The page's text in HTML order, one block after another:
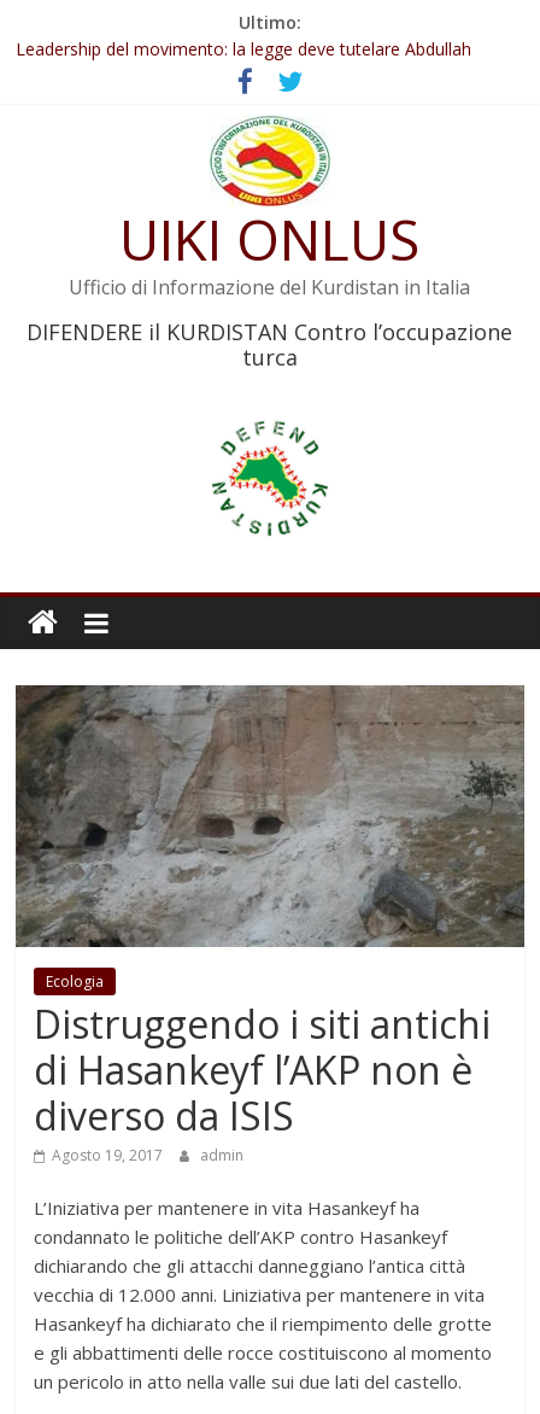
Ultimo:
Leadership del movimento: la legge deve tutelare Abdullah
Commissione donne del KNK: Şengal è di nuovo sotto minaccia
Non tenere conto della situazione di Rêber Apo ostacolerebbe
Il KNK chiede un’azione internazionale contro i crimini di guerra
Abdullah Öcalan: Le legge negativa deve essere trasformata in
UIKI ONLUS
Ufficio di Informazione del Kurdistan in Italia
DIFENDERE il KURDISTAN Contro l’occupazione
turca
Ecologia
Distruggendo i siti antichi
di Hasankeyf l’AKP non è
diverso da ISIS
Agosto 19, 2017 admin
L’Iniziativa per mantenere in vita Hasankeyf ha
condannato le politiche dell’AKP contro Hasankeyf
dichiarando che gli attacchi danneggiano l’antica città
vecchia di 12.000 anni. Liniziativa per mantenere in vita
Hasankeyf ha dichiarato che il riempimento delle grotte
e gli abbattimenti delle rocce costituiscono al momento
un pericolo in atto nella valle sui due lati del castello.